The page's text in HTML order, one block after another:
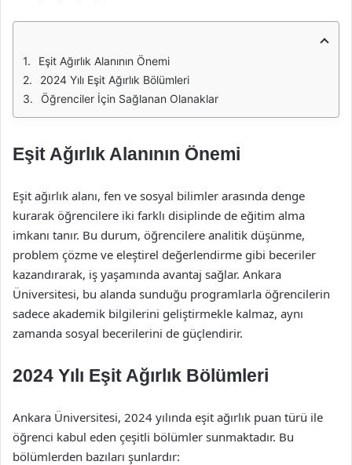
Eşit Ağırlık Alanının Önemi
2024 Yılı Eşit Ağırlık Bölümleri
Öğrenciler İçin Sağlanan Olanaklar
Eşit Ağırlık Alanının Önemi
Eşit ağırlık alanı, fen ve sosyal bilimler arasında denge
kurarak öğrencilere iki farklı disiplinde de eğitim alma
imkanı tanır. Bu durum, öğrencilere analitik düşünme,
problem çözme ve eleştirel değerlendirme gibi beceriler
kazandırarak, iş yaşamında avantaj sağlar. Ankara
Üniversitesi, bu alanda sunduğu programlarla öğrencilerin
sadece akademik bilgilerini geliştirmekle kalmaz, aynı
zamanda sosyal becerilerini de güçlendirir.
2024 Yılı Eşit Ağırlık Bölümleri
Ankara Üniversitesi, 2024 yılında eşit ağırlık puan türü ile
öğrenci kabul eden çeşitli bölümler sunmaktadır. Bu
bölümlerden bazıları şunlardır: